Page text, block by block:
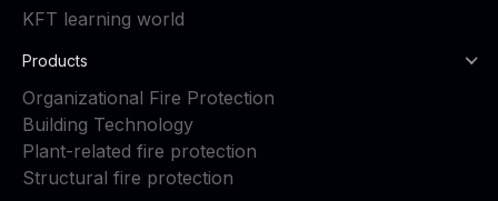
KFT learning world
Products
Organizational Fire Protection
Building Technology
Plant-related fire protection
Structural fire protection